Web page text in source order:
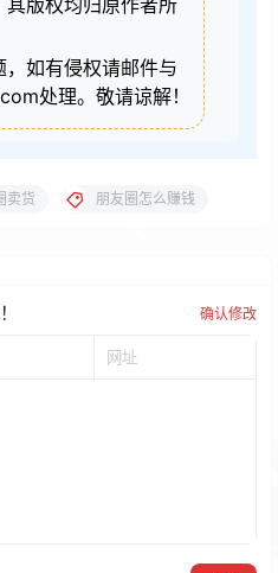
如有侵权请邮件与
处理。敬请谅解！
卖货 朋友圈怎么赚钱
确认修改